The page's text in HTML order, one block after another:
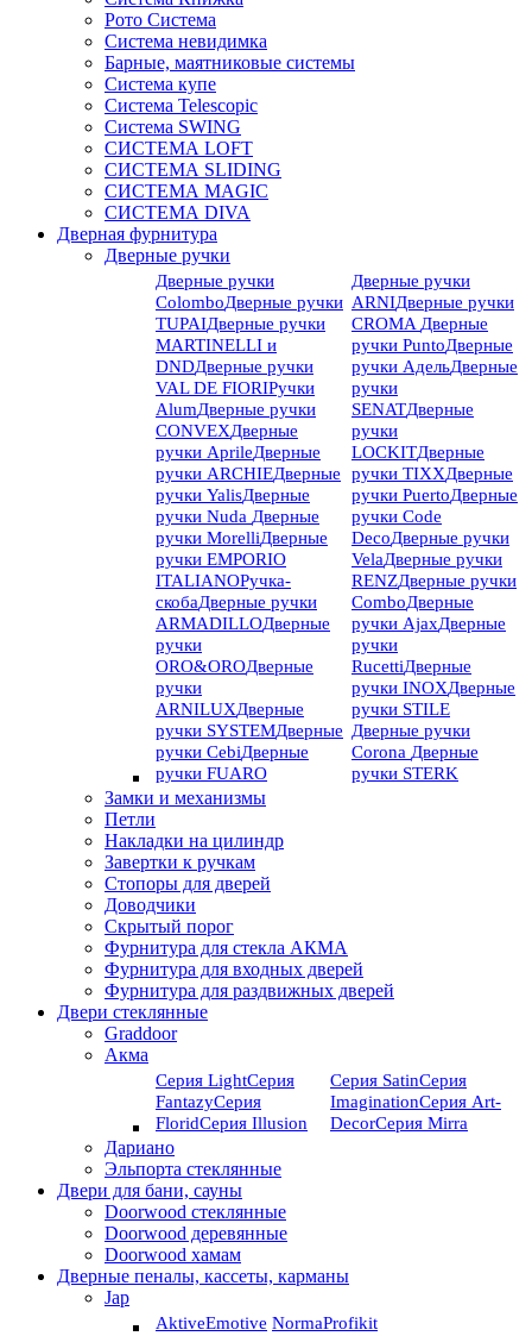
Рото Система
Система невидимка
Барные, маятниковые системы
Система купе
Система Telescopic
Система SWING
СИСТЕМА LOFT
СИСТЕМА SLIDING
СИСТЕМА MAGIC
СИСТЕМА DIVA
Дверная фурнитура
Дверные ручки
Дверные ручки
ColomboДверные ручки
TUPAIДверные ручки
MARTINELLI и
DNDДверные ручки
VAL DE FIORIРучки
AlumДверные ручки
CONVEXДверные
ручки AprileДверные
ручки ARCHIEДверные
ручки YalisДверные
ручки Nuda Дверные
ручки MorelliДверные
ручки EMPORIO
ITALIANOРучка-
скобаДверные ручки
ARMADILLOДверные
ручки
ORO&OROДверные
ручки
ARNILUXДверные
ручки SYSTEMДверные
ручки CebiДверные
ручки FUARO
Дверные ручки
ARNIДверные ручки
CROMA Дверные
ручки PuntoДверные
ручки АдельДверные
ручки
SENATДверные
ручки
LOCKITДверные
ручки TIXXДверные
ручки PuertoДверные
ручки Code
DecoДверные ручки
VelaДверные ручки
RENZДверные ручки
ComboДверные
ручки AjaxДверные
ручки
RucettiДверные
ручки INOXДверные
ручки STILE
Дверные ручки
Corona Дверные
ручки STERK
Замки и механизмы
Петли
Накладки на цилиндр
Завертки к ручкам
Стопоры для дверей
Доводчики
Скрытый порог
Фурнитура для стекла АКМА
Фурнитура для входных дверей
Фурнитура для раздвижных дверей
Двери стеклянные
Graddoor
Акма
Серия LightСерия
FantazyСерия
FloridСерия Illusion
Серия SatinСерия
ImaginationСерия Art-
DeсorСерия Mirra
Дариано
Эльпорта стеклянные
Двери для бани, сауны
Doorwood стеклянные
Doorwood деревянные
Doorwood хамам
Дверные пеналы, кассеты, карманы
Jap
AktiveEmotive NormaProfikit